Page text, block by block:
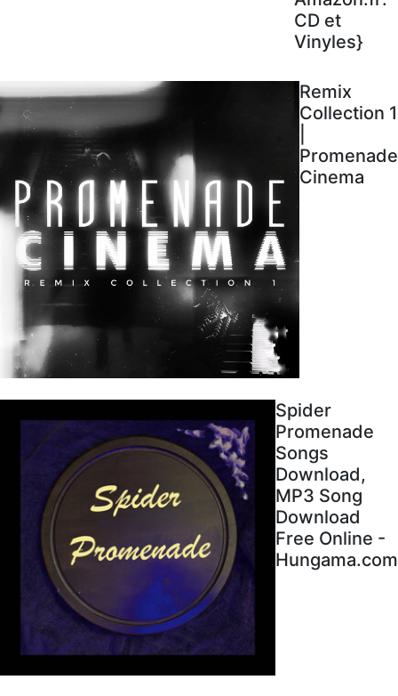
CD et
Vinyles}
Remix
Collection 1
Promenade
Cinema
Spider
Promenade
Songs
Download,
MP3 Song
Download
Free Online -
Hungama.com